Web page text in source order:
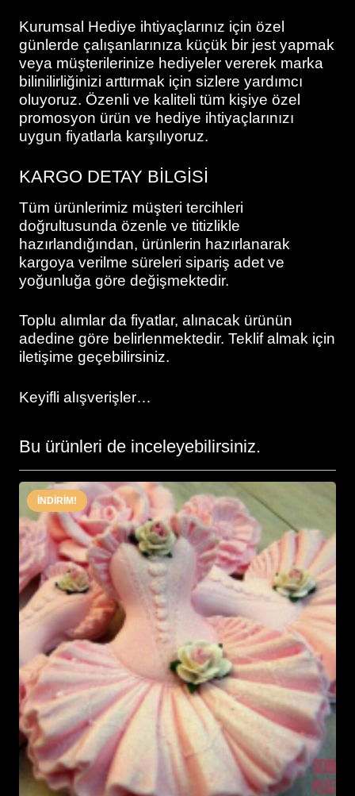
Kurumsal Hediye ihtiyaçlarınız için özel
günlerde çalışanlarınıza küçük bir jest yapmak
veya müşterilerinize hediyeler vererek marka
bilinilirliğinizi arttırmak için sizlere yardımcı
oluyoruz. Özenli ve kaliteli tüm kişiye özel
promosyon ürün ve hediye ihtiyaçlarınızı
uygun fiyatlarla karşılıyoruz.
KARGO DETAY BİLGİSİ
Tüm ürünlerimiz müşteri tercihleri
doğrultusunda özenle ve titizlikle
hazırlandığından, ürünlerin hazırlanarak
kargoya verilme süreleri sipariş adet ve
yoğunluğa göre değişmektedir.
Toplu alımlar da fiyatlar, alınacak ürünün
adedine göre belirlenmektedir. Teklif almak için
iletişime geçebilirsiniz.
Keyifli alışverişler…
Bu ürünleri de inceleyebilirsiniz.
İNDIRIM!